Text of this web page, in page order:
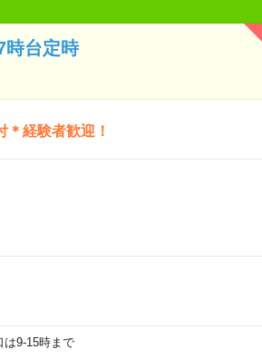
時台定時
経験者歓迎！
9-15時まで